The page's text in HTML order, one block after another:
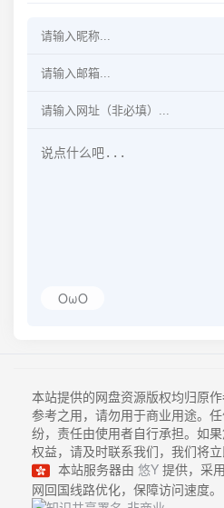
OωO
本站提供的网盘资源版权均归原
参考之用，请勿用于商业用途。
纷，责任由使用者自行承担。如
权益，请及时联系我们，我们将立
本站服务器由 悠Y 提供，采
网回国线路优化，保障访问速度。